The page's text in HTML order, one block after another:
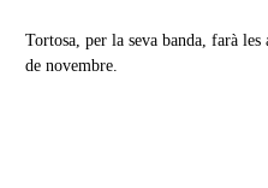
Tortosa, per la seva banda, farà
de novembre.